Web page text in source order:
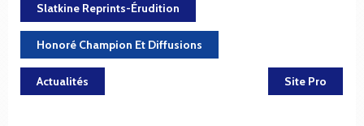
Slatkine Reprints-Érudition
Honoré Champion Et Diffusions
Actualités Site Pro